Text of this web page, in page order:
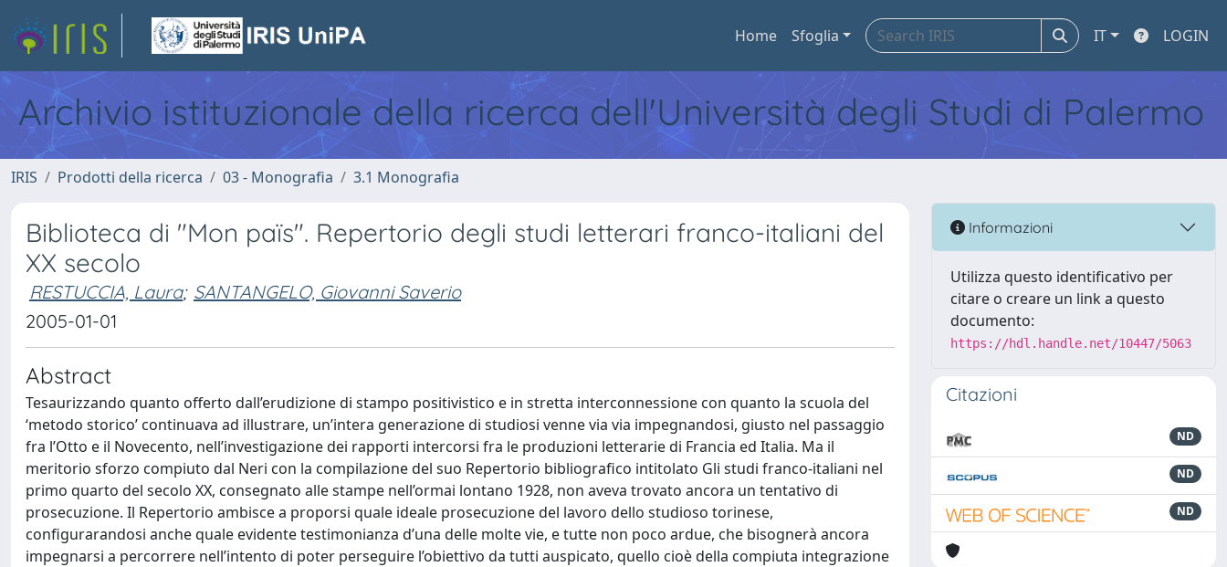
Home Sfoglia IT LOGIN
Archivio istituzionale della ricerca dell'Università degli Studi di Palermo
IRIS Prodotti della ricerca 03 - Monografia 3.1 Monografia
Biblioteca di "Mon païs". Repertorio degli studi letterari franco-italiani del
XX secolo
RESTUCCIA, Laura; SANTANGELO, Giovanni Saverio
2005-01-01
Abstract
Tesaurizzando quanto offerto dall’erudizione di stampo positivistico e in stretta interconnessione con quanto la scuola del
‘metodo storico’ continuava ad illustrare, un’intera generazione di studiosi venne via via impegnandosi, giusto nel passaggio
fra l’Otto e il Novecento, nell’investigazione dei rapporti intercorsi fra le produzioni letterarie di Francia ed Italia. Ma il
meritorio sforzo compiuto dal Neri con la compilazione del suo Repertorio bibliografico intitolato Gli studi franco-italiani nel
primo quarto del secolo XX, consegnato alle stampe nell’ormai lontano 1928, non aveva trovato ancora un tentativo di
prosecuzione. Il Repertorio ambisce a proporsi quale ideale prosecuzione del lavoro dello studioso torinese,
configurarandosi anche quale evidente testimonianza d’una delle molte vie, e tutte non poco ardue, che bisognerà ancora
impegnarsi a percorrere nell’intento di poter perseguire l’obiettivo da tutti auspicato, quello cioè della compiuta integrazione
Informazioni
Utilizza questo identificativo per
citare o creare un link a questo
documento:
https://hdl.handle.net/10447/5063
Citazioni
ND
ND
ND